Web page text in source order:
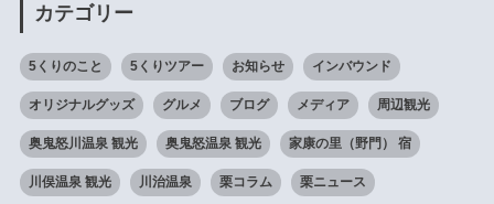
カテゴリー
5くりのこと 5くりツアー お知らせ インバウンド
オリジナルグッズ グルメ ブログ メディア 周辺観光
奥鬼怒川温泉 観光 奥鬼怒温泉 観光 家康の里（野門） 宿
川俣温泉 観光 川治温泉 栗コラム 栗ニュース